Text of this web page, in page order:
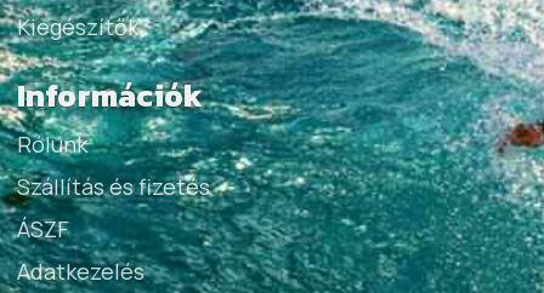
Kiegészítők
Információk
Rólunk
Szállítás és fizetés
ÁSZF
Adatkezelés